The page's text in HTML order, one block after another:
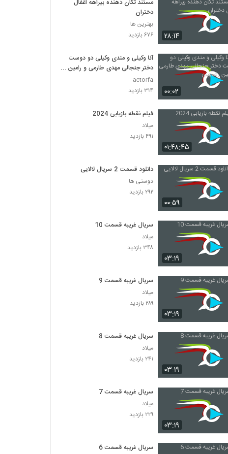
۲۸:۱۴
مستند تکان دهنده بیراهه اغفال
دختران
بهترین ها
۶۷۶ بازدید
۰۰:۰۲
آنا وکیلی و مندی وکیلی دو دوست
دختر جنجالی مهدی طارمی و رامین
رضاییان
actorfa
۳۱۴ بازدید
۰۱:۴۸:۴۵
فیلم نقطه بازیابی 2024
میلاد
۴۹۱ بازدید
۰۰:۵۹
دانلود قسمت 2 سریال لالایی
دوستی ها
۲۹۲ بازدید
۰۳:۱۹
سریال غریبه قسمت 10
میلاد
۳۴۸ بازدید
۰۳:۱۹
سریال غریبه قسمت 9
میلاد
۲۸۹ بازدید
۰۳:۱۹
سریال غریبه قسمت 8
میلاد
۲۴۱ بازدید
۰۳:۱۹
سریال غریبه قسمت 7
میلاد
۲۲۹ بازدید
سریال غریبه قسمت 6